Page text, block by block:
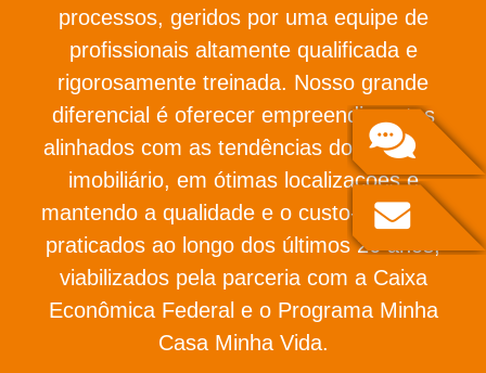
processos, geridos por uma equipe de
profissionais altamente qualificada e
rigorosamente treinada. Nosso grande
diferencial é oferecer empreendimentos
alinhados com as tendências do mercado
imobiliário, em ótimas localizações e
mantendo a qualidade e o custo-benefício
praticados ao longo dos últimos 26 anos,
viabilizados pela parceria com a Caixa
Econômica Federal e o Programa Minha
Casa Minha Vida.